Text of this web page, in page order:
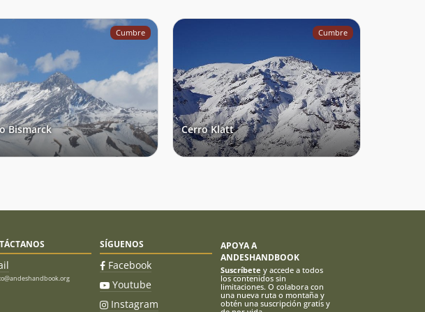
Cumbre
Bismarck
Cumbre
Cerro Klatt
SÍGUENOS
Facebook
Youtube
Instagram
APOYA A
ANDESHANDBOOK
Suscríbete y accede a todos
los contenidos sin
limitaciones. O colabora con
una nueva ruta o montaña y
obtén una suscripción gratis y